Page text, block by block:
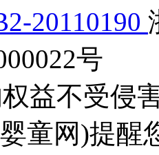
20110190
号
益不受侵
童网)提醒